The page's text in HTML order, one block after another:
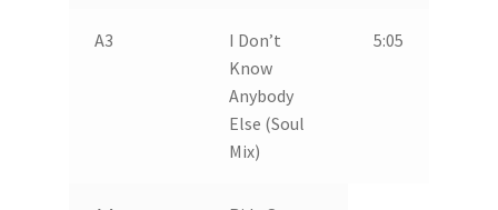
A3
I Don’t
Know
Anybody
Else (Soul
Mix)
5:05